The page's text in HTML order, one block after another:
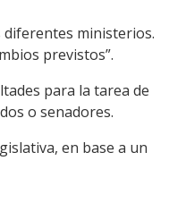
diferentes ministerios.
previstos”.
para la tarea de
o senadores.
en base a un